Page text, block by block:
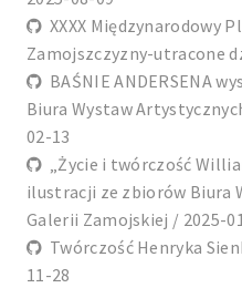
XXXX Międzynarodowy
Zamojszczyzny-utracone
BAŚNIE ANDERSENA
Biura Wystaw
02-13
„Życie i twórczość
ilustracji ze zbiorów Biura
Galerii Zamojskiej / 2025-
Twórczość Henryka
11-28